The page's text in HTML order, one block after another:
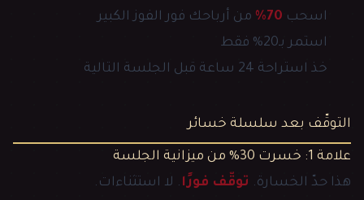
اسحب 70%
من أرباحك فور الفوز الكبير
استمر بـ20% فقط
خذ استراحة 24 ساعة قبل الجلسة التالية
التوقّف بعد سلسلة خسائر
علامة 1: خسرت 30% من ميزانية الجلسة
هذا حدّ الخسارة. توقّف فورًا . لا استثناءات.